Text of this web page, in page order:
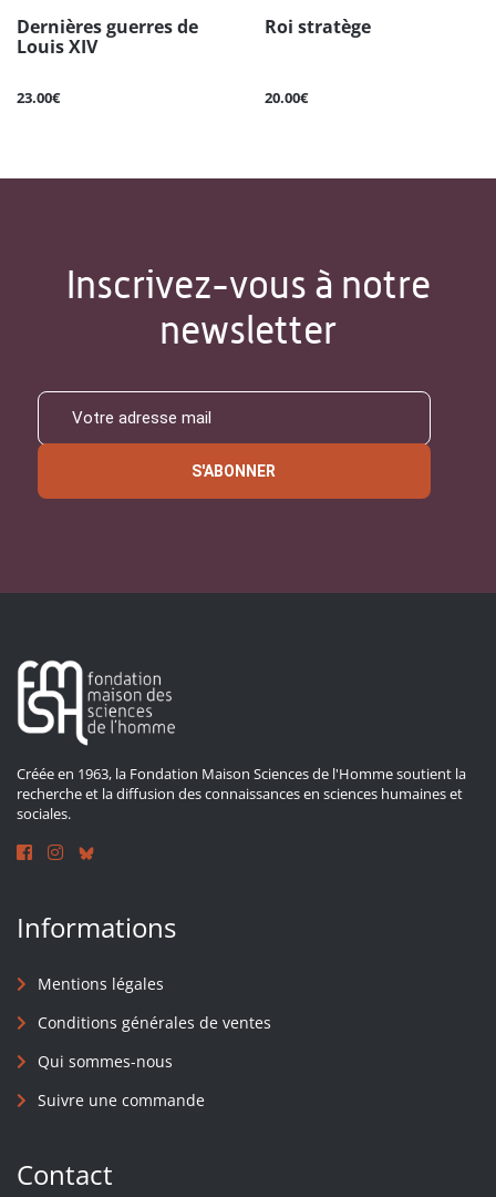
Dernières guerres de
Louis XIV
23.00€
Roi stratège
20.00€
Inscrivez-vous à notre
newsletter
S'ABONNER
Créée en 1963, la Fondation Maison Sciences de l'Homme soutient la
recherche et la diffusion des connaissances en sciences humaines et
sociales.
Informations
Mentions légales
Conditions générales de ventes
Qui sommes-nous
Suivre une commande
Contact